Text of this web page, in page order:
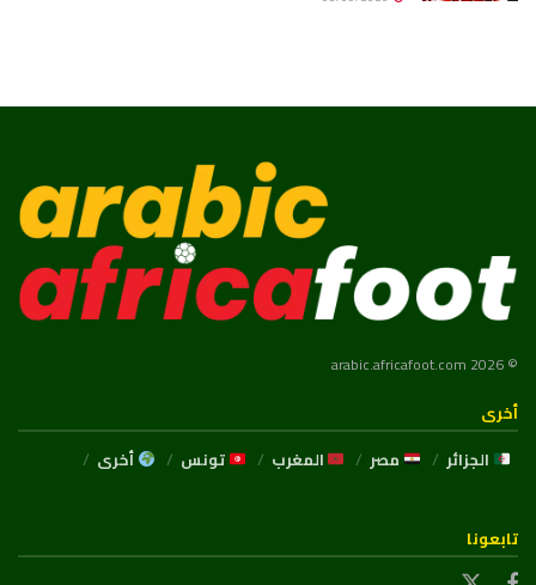
© 2026 arabic.africafoot.com
أخرى
الجزائر
مصر المغرب تونس أخرى
تابعونا